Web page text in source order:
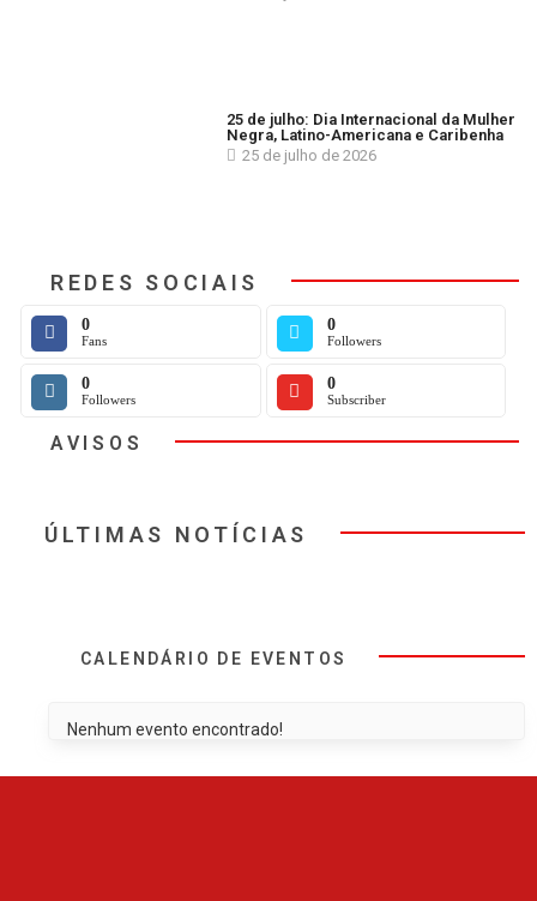
25 de julho: Dia Internacional da Mulher
Negra, Latino-Americana e Caribenha
25 de julho de 2026
REDES SOCIAIS
0
Fans
0
Followers
0
Followers
0
Subscriber
AVISOS
ÚLTIMAS NOTÍCIAS
CALENDÁRIO DE EVENTOS
Nenhum evento encontrado!